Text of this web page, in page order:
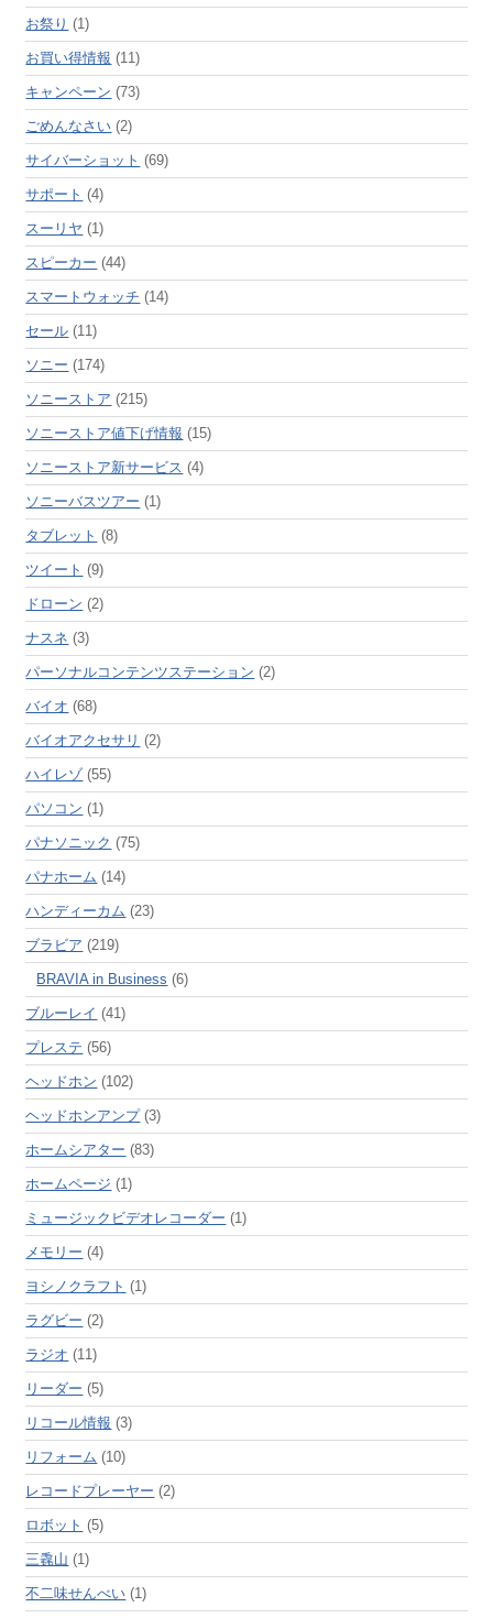
お祭り (1)
お買い得情報 (11)
キャンペーン (73)
ごめんなさい (2)
サイバーショット (69)
サポート (4)
スーリヤ (1)
スピーカー (44)
スマートウォッチ (14)
セール (11)
ソニー (174)
ソニーストア (215)
ソニーストア値下げ情報 (15)
ソニーストア新サービス (4)
ソニーバスツアー (1)
タブレット (8)
ツイート (9)
ドローン (2)
ナスネ (3)
パーソナルコンテンツステーション (2)
バイオ (68)
バイオアクセサリ (2)
ハイレゾ(55)
パソコン (1)
パナソニック (75)
パナホーム (14)
ハンディーカム (23)
ブラビア (219)
BRAVIA in Business (6)
ブルーレイ (41)
プレステ (56)
ヘッドホン (102)
ヘッドホンアンプ(3)
ホームシアター (83)
ホームページ (1)
ミュージックビデオレコーダー (1)
メモリー (4)
ヨシノクラフト (1)
ラグビー (2)
ラジオ (11)
リーダー (5)
リコール情報 (3)
リフォーム (10)
レコードプレーヤー (2)
ロボット (5)
三毳山 (1)
不二味せんべい (1)